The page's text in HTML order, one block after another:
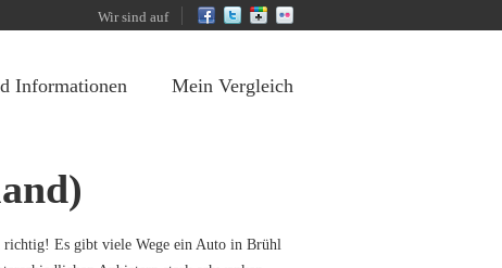
Wir sind auf
Informationen Mein Vergleich
richtig! Es gibt viele Wege ein Auto in Brühl